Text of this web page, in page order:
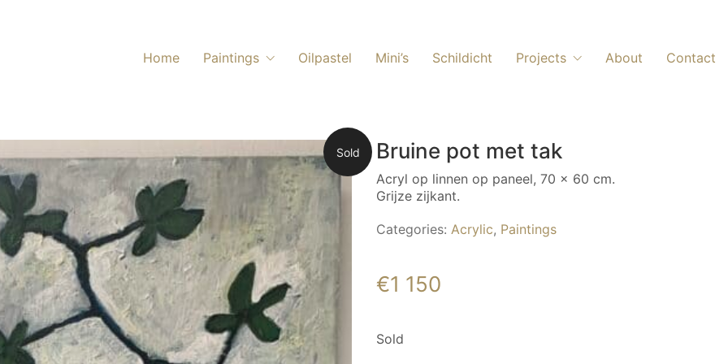
Home Paintings Oilpastel Mini’s Schildicht Projects About Contact
Sold Bruine pot met tak
Acryl op linnen op paneel, 70 x 60 cm.
Grijze zijkant.
Categories: Acrylic, Paintings
€1 150
Sold